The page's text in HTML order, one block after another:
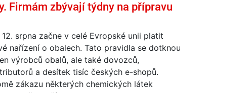
Firmám zbývají týdny na přípravu
12. srpna začne v celé Evropské unii platit
nařízení o obalech. Tato pravidla se dotknou
výrobců obalů, ale také dovozců,
a desítek tisíc českých e-shopů.
zákazu některých chemických látek